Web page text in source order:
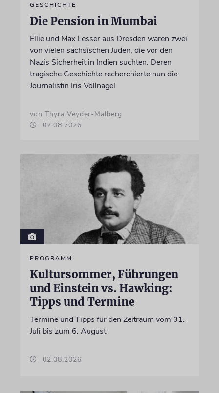
GESCHICHTE
Die Pension in Mumbai
Ellie und Max Lesser aus Dresden waren zwei
von vielen sächsischen Juden, die vor den
Nazis Sicherheit in Indien suchten. Deren
tragische Geschichte recherchierte nun die
Journalistin Iris Völlnagel
von Thyra Veyder-Malberg
02.08.2026
PROGRAMM
Kultursommer, Führungen
und Einstein vs. Hawking:
Tipps und Termine
Termine und Tipps für den Zeitraum vom 31.
Juli bis zum 6. August
02.08.2026